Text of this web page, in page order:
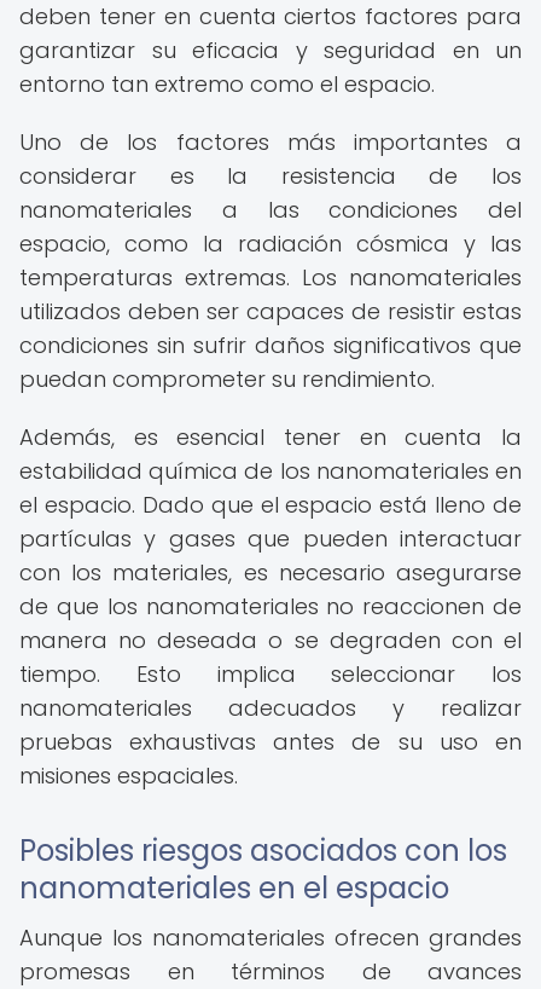
deben tener en cuenta ciertos factores para
garantizar su eficacia y seguridad en un
entorno tan extremo como el espacio.
Uno de los factores más importantes a
considerar es la resistencia de los
nanomateriales a las condiciones del
espacio, como la radiación cósmica y las
temperaturas extremas. Los nanomateriales
utilizados deben ser capaces de resistir estas
condiciones sin sufrir daños significativos que
puedan comprometer su rendimiento.
Además, es esencial tener en cuenta la
estabilidad química de los nanomateriales en
el espacio. Dado que el espacio está lleno de
partículas y gases que pueden interactuar
con los materiales, es necesario asegurarse
de que los nanomateriales no reaccionen de
manera no deseada o se degraden con el
tiempo. Esto implica seleccionar los
nanomateriales adecuados y realizar
pruebas exhaustivas antes de su uso en
misiones espaciales.
Posibles riesgos asociados con los
nanomateriales en el espacio
Aunque los nanomateriales ofrecen grandes
promesas en términos de avances